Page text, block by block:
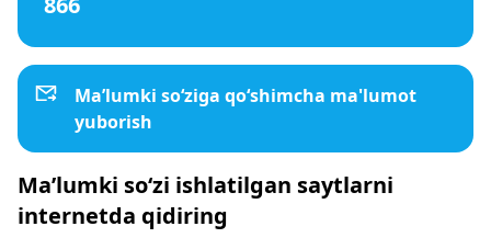
Ma’lumki so‘ziga qo‘shimcha ma'lumot
yuborish
Ma’lumki so‘zi ishlatilgan saytlarni
internetda qidiring